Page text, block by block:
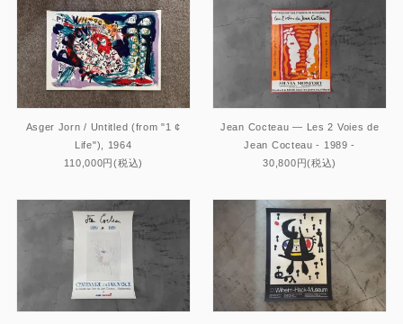
Asger Jorn / Untitled (from "1 ¢
Life"), 1964
110,000円(税込)
Jean Cocteau — Les 2 Voies de
Jean Cocteau - 1989 -
30,800円(税込)